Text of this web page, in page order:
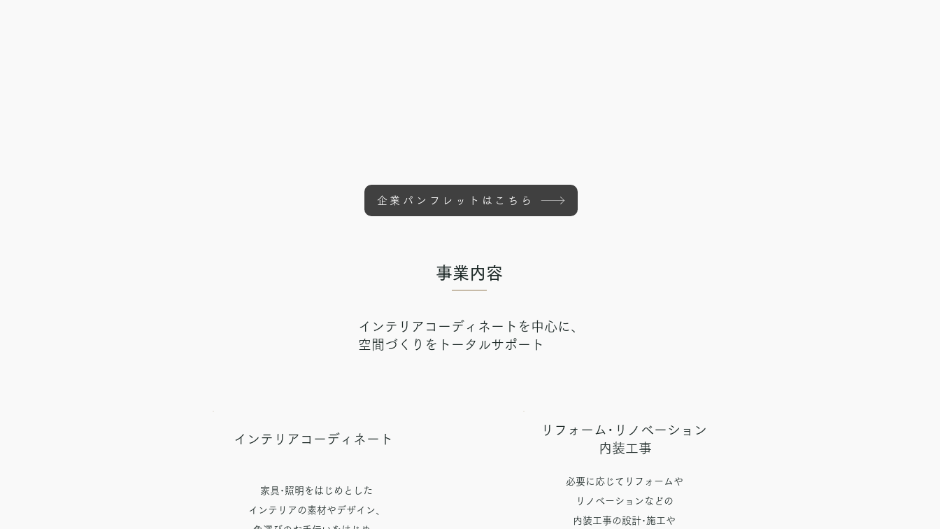
企業パンフレットはこちら
事業内容
インテリアコーディネートを中心に、
​空間づくりをトータルサポート
インテリアコーディネート
家具･照明をはじめとした
インテリアの素材やデザイン、
リフォーム･リノベーション
​内装工事
​必要に応じてリフォームや
リノベーションなどの
内装工事の設計･施工や